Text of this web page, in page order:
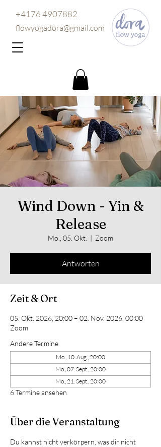
flowyogadora@gmail.com
+4176 4907882
Wind Down - Yin &
Release
Mo., 05. Okt.
  |
Zoom
Antworten
Zeit & Ort
05. Okt. 2026, 20:00 – 02. Nov. 2026, 00:00
Zoom
Andere Termine
Mo., 10. Aug., 20:00
Mo., 07. Sept., 20:00
Mo., 21. Sept., 20:00
6 Termine ansehen
Über die Veranstaltung
Du kannst nicht verkörpern, was dir nicht